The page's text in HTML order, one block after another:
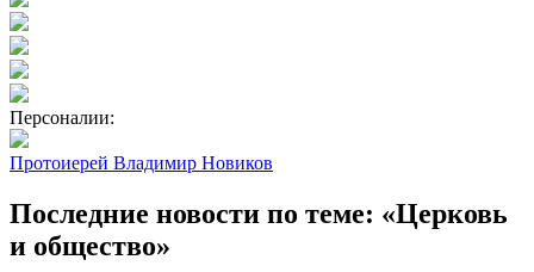
Персоналии:
Протоиерей Владимир Новиков
Последние новости по теме: «Церковь
и общество»